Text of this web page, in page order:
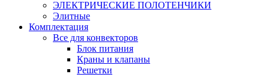
ЭЛЕКТРИЧЕСКИЕ ПОЛОТЕНЧИКИ
Элитные
Комплектация
Все для конвекторов
Блок питания
Краны и клапаны
Решетки